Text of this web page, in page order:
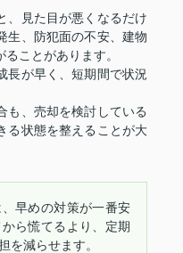
、見た目が悪くなるだけ
生、防犯面の不安、建物
ことがあります。
長が早く、短期間で状況
も、売却を検討している
る状態を整えることが大
早めの対策が一番安
ら慌てるより、定期
を減らせます。